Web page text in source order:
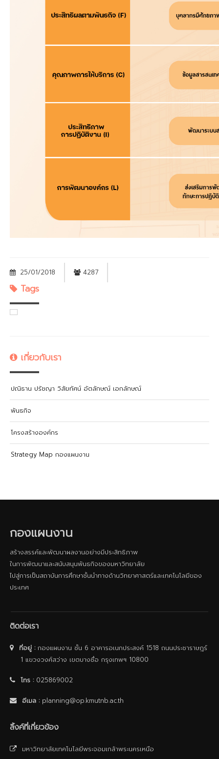
25/01/2018 4287
Tags
เกี่ยวกับเรา
ปณิธาน ปรัชญา วิสัยทัศน์ อัตลักษณ์ เอกลักษณ์
พันธกิจ
โครงสร้างองค์กร
Strategy Map กองแผนงาน
กองแผนงาน
สร้างสรรค์และพัฒนาผลงานอย่างมีประสิทธิภาพ
ในการพัฒนาและสนับสนุนพันธกิจของมหาวิทยาลัย
ไปสู่การเป็นสถาบันการศึกษาชั้นนําทางด้านวิทยาศาสตร์และเทคโนโลยีของ
ประเทศ
ติดต่อเรา
ที่อยู่ :กองแผนงาน ชั้น 6 อาคารอเนกประสงค์ 1518 ถนนประชาราษฎร์
1 แขวงวงศ์สว่าง เขตบางซื่อ กรุงเทพฯ 10800
โทร :025869002
อีเมล : planning@op.kmutnb.ac.th
ลิ้งค์ที่เกี่ยวข้อง
มหาวิทยาลัยเทคโนโลยีพระจอมเกล้าพระนครเหนือ